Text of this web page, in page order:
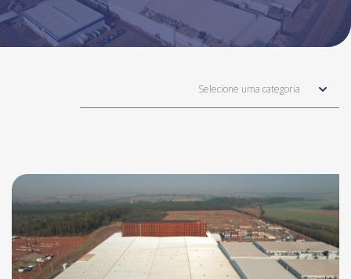
Selecione uma categoria